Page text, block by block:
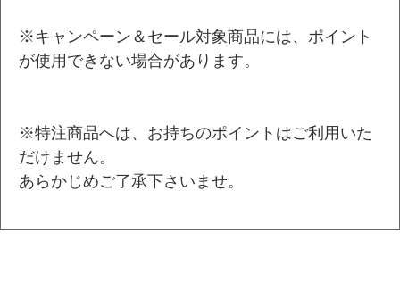
※キャンペーン＆セール対象商品には、ポイント
が使用できない場合があります。
※特注商品へは、お持ちのポイントはご利用いた
だけません。
あらかじめご了承下さいませ。